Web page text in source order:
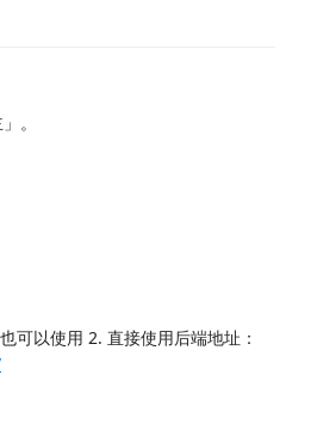
。
可以使用 2. 直接使用后端地址：